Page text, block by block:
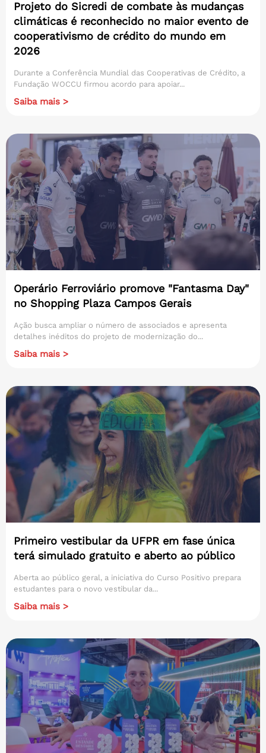
Projeto do Sicredi de combate às mudanças
climáticas é reconhecido no maior evento de
cooperativismo de crédito do mundo em
2026
Durante a Conferência Mundial das Cooperativas de Crédito, a
Fundação WOCCU firmou acordo para apoiar...
Saiba mais >
Operário Ferroviário promove "Fantasma Day"
no Shopping Plaza Campos Gerais
Ação busca ampliar o número de associados e apresenta
detalhes inéditos do projeto de modernização do...
Saiba mais >
Primeiro vestibular da UFPR em fase única
terá simulado gratuito e aberto ao público
Aberta ao público geral, a iniciativa do Curso Positivo prepara
estudantes para o novo vestibular da...
Saiba mais >